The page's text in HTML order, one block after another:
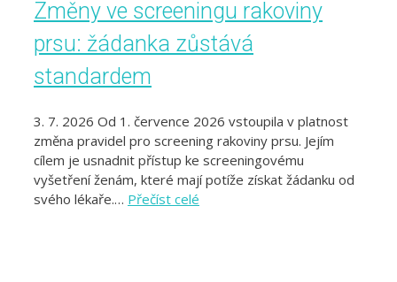
Změny ve screeningu rakoviny
prsu: žádanka zůstává
standardem
3. 7. 2026 Od 1. července 2026 vstoupila v platnost
změna pravidel pro screening rakoviny prsu. Jejím
cílem je usnadnit přístup ke screeningovému
vyšetření ženám, které mají potíže získat žádanku od
svého lékaře.… Přečíst celé